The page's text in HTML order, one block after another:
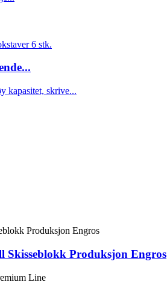
Skisseblokk Produksjon Engros